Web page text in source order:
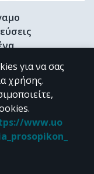
βιβλιογραφία
4.0
"Περγάμου" διατίθεται
για να σας
χρήσης.
www.uo